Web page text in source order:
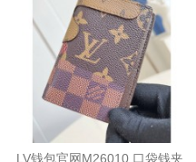
LV钱包官网M26010 口袋钱夹